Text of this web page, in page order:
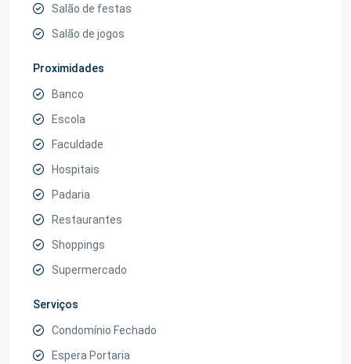
Salão de festas
Salão de jogos
Proximidades
Banco
Escola
Faculdade
Hospitais
Padaria
Restaurantes
Shoppings
Supermercado
Serviços
Condomínio Fechado
Espera Portaria